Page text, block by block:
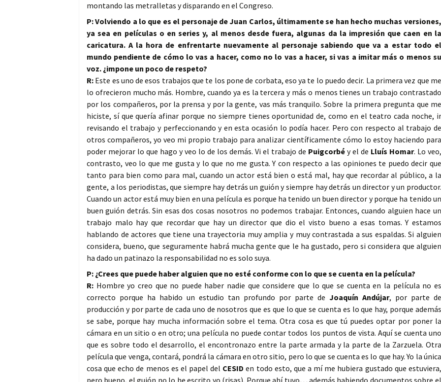
montando las metralletas y disparando en el Congreso.
P: Volviendo a lo que es el personaje de Juan Carlos, últimamente se han hecho muchas versiones,
ya sea en películas o en series y, al menos desde fuera, algunas da la impresión que caen en la
caricatura. A la hora de enfrentarte nuevamente al personaje sabiendo que va a estar todo el
mundo pendiente de cómo lo vas a hacer, como no lo vas a hacer, si vas a imitar más o menos su
voz. ¿impone un poco de respeto?
R: Este es uno de esos trabajos que te los pone de corbata, eso ya te lo puedo decir. La primera vez que me
lo ofrecieron mucho más. Hombre, cuando ya es la tercera y más o menos tienes un trabajo contrastado
por los compañeros, por la prensa y por la gente, vas más tranquilo. Sobre la primera pregunta que me
hiciste, sí que quería afinar porque no siempre tienes oportunidad de, como en el teatro cada noche, ir
revisando el trabajo y perfeccionando y en esta ocasión lo podía hacer. Pero con respecto al trabajo de
otros compañeros, yo veo mi propio trabajo para analizar científicamente cómo lo estoy haciendo para
poder mejorar lo que hago y veo lo de los demás. Vi el trabajo de Puigcorbéy el de Lluís Homar. Lo veo,
contrasto, veo lo que me gusta y lo que no me gusta. Y con respecto a las opiniones te puedo decir que
tanto para bien como para mal, cuando un actor está bien o está mal, hay que recordar al público, a la
gente, a los periodistas, que siempre hay detrás un guión y siempre hay detrás un director y un productor.
Cuando un actor está muy bien en una película es porque ha tenido un buen director y porque ha tenido un
buen guión detrás. Sin esas dos cosas nosotros no podemos trabajar. Entonces, cuando alguien hace un
trabajo malo hay que recordar que hay un director que dio el visto bueno a esas tomas. Y estamos
hablando de actores que tiene una trayectoria muy amplia y muy contrastada a sus espaldas. Si alguien
considera, bueno, que seguramente habrá mucha gente que le ha gustado, pero si considera que alguien
ha dado un patinazo la responsabilidad no es solo suya.
P: ¿Crees que puede haber alguien que no esté conforme con lo que se cuenta en la película?
R: Hombre yo creo que no puede haber nadie que considere que lo que se cuenta en la película no es
correcto porque ha habido un estudio tan profundo por parte de Joaquín Andújar, por parte de
producción y por parte de cada uno de nosotros que es que lo que se cuenta es lo que hay, porque además
se sabe, porque hay mucha información sobre el tema. Otra cosa es que tú puedes optar por poner la
cámara en un sitio o en otro; una película no puede contar todos los puntos de vista. Aquí se cuenta uno
que es sobre todo el desarrollo, el encontronazo entre la parte armada y la parte de la Zarzuela. Otra
película que venga, contará, pondrá la cámara en otro sitio, pero lo que se cuenta es lo que hay. Yo la única
cosa que echo de menos es el papel del CESID en todo esto, que a mí me hubiera gustado que estuviera,